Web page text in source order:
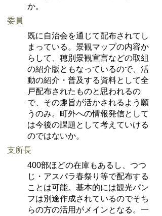
か。
委員
既に自治会を通じて配布されてし
まっている。景観マップの内容か
らして、穂別景観宣言などの取組
の紹介版ともなっているので、活
動の紹介・普及する資料として全
戸配布されたものと思われるの
で、その趣旨が活かされるよう願
うのみ。町外への情報発信として
は今後の課題として考えていける
のではないか。
支所長
400部ほどの在庫もあるし、つつ
じ・アスパラ春祭り等で配布する
ことは可能。基本的には観光パン
フは別途作成されているのでそち
らの方の活用がメインとなる。一